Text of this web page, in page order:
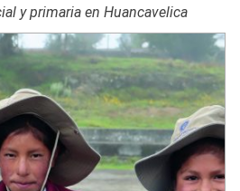
y primaria en Huancavelica